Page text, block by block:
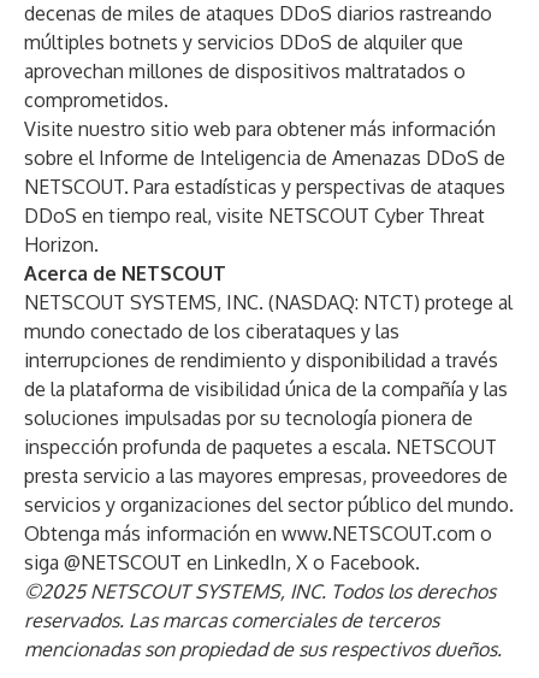
decenas de miles de ataques DDoS diarios rastreando
múltiples botnets y servicios DDoS de alquiler que
aprovechan millones de dispositivos maltratados o
comprometidos.
Visite nuestro sitio web para obtener más información
sobre el Informe de Inteligencia de Amenazas DDoS de
NETSCOUT. Para estadísticas y perspectivas de ataques
DDoS en tiempo real, visite NETSCOUT Cyber Threat
Horizon.
Acerca de NETSCOUT
NETSCOUT SYSTEMS, INC. (NASDAQ: NTCT) protege al
mundo conectado de los ciberataques y las
interrupciones de rendimiento y disponibilidad a través
de la plataforma de visibilidad única de la compañía y las
soluciones impulsadas por su tecnología pionera de
inspección profunda de paquetes a escala. NETSCOUT
presta servicio a las mayores empresas, proveedores de
servicios y organizaciones del sector público del mundo.
Obtenga más información en www.NETSCOUT.com o
siga @NETSCOUT en LinkedIn, X o Facebook.
©2025 NETSCOUT SYSTEMS, INC. Todos los derechos
reservados. Las marcas comerciales de terceros
mencionadas son propiedad de sus respectivos dueños.